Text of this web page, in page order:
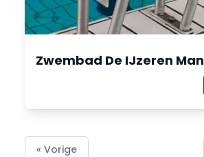
Zwembad De IJzeren Man
« Vorige